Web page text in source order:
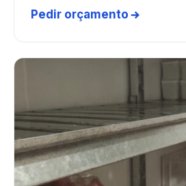
Pedir orçamento